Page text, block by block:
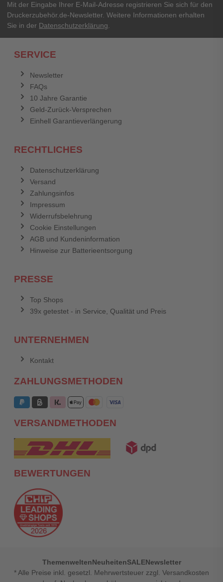
Mit der Eingabe Ihrer E-Mail-Adresse registrieren Sie sich für den
Druckerzubehör.de-Newsletter. Weitere Informationen erhalten
Sie in der Datenschutzerklärung
SERVICE
Newsletter
FAQs
10 Jahre Garantie
Geld-Zurück-Versprechen
Einhell Garantieverlängerung
RECHTLICHES
Datenschutzerklärung
Versand
Zahlungsinfos
Impressum
Widerrufsbelehrung
Cookie Einstellungen
AGB und Kundeninformation
Hinweise zur Batterieentsorgung
PRESSE
Top Shops
39x getestet - in Service, Qualität und Preis
UNTERNEHMEN
Kontakt
ZAHLUNGSMETHODEN
VERSANDMETHODEN
BEWERTUNGEN
ThemenweltenNeuheitenSALENewsletter
* Alle Preise inkl. gesetzl. Mehrwertsteuer zzgl. Versandkosten